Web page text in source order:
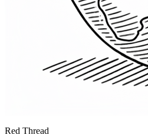
Red Thread